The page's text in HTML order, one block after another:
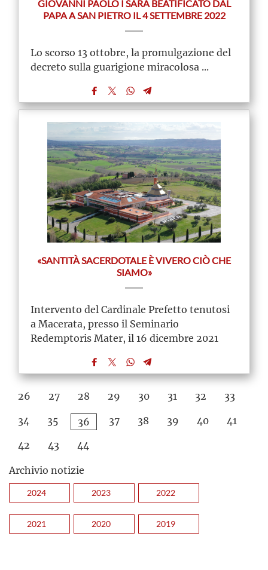
GIOVANNI PAOLO I SARÀ BEATIFICATO DAL
PAPA A SAN PIETRO IL 4 SETTEMBRE 2022
Lo scorso 13 ottobre, la promulgazione del
decreto sulla guarigione miracolosa ...
«SANTITÀ SACERDOTALE È VIVERO CIÒ CHE
SIAMO»
Intervento del Cardinale Prefetto tenutosi
a Macerata, presso il Seminario
Redemptoris Mater, il 16 dicembre 2021
26 27 28 29 30 31 32
33
34
35 36 37 38 39 40
41
42
43
44
Archivio notizie
2024 2023 2022
2021 2020 2019